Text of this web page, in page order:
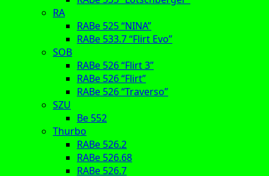
RA
RABe 525 “NINA”
RABe 533.7 “Flirt Evo”
SOB
RABe 526 “Flirt 3”
RABe 526 “Flirt”
RABe 526 “Traverso”
SZU
Be 552
Thurbo
RABe 526.2
RABe 526.68
RABe 526.7